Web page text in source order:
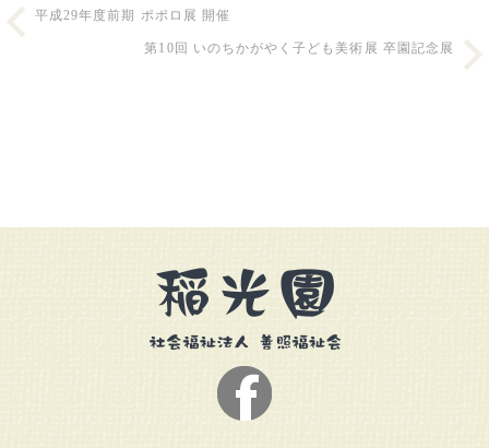
平成29年度前期 ポポロ展 開催
第10回 いのちかがやく子ども美術展 卒園記念展